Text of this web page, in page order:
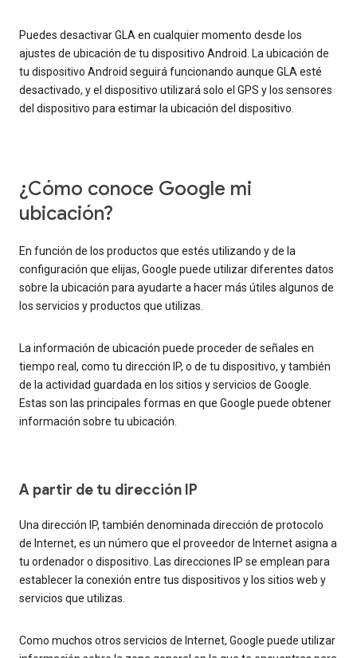
Puedes desactivar GLA en cualquier momento desde los
ajustes de ubicación de tu dispositivo Android. La ubicación de
tu dispositivo Android seguirá funcionando aunque GLA esté
desactivado, y el dispositivo utilizará solo el GPS y los sensores
del dispositivo para estimar la ubicación del dispositivo.
¿Cómo conoce Google mi
ubicación?
En función de los productos que estés utilizando y de la
configuración que elijas, Google puede utilizar diferentes datos
sobre la ubicación para ayudarte a hacer más útiles algunos de
los servicios y productos que utilizas.
La información de ubicación puede proceder de señales en
tiempo real, como tu dirección IP, o de tu dispositivo, y también
de la actividad guardada en los sitios y servicios de Google.
Estas son las principales formas en que Google puede obtener
información sobre tu ubicación.
A partir de tu dirección IP
Una dirección IP, también denominada dirección de protocolo
de Internet, es un número que el proveedor de Internet asigna a
tu ordenador o dispositivo. Las direcciones IP se emplean para
establecer la conexión entre tus dispositivos y los sitios web y
servicios que utilizas.
Como muchos otros servicios de Internet, Google puede utilizar